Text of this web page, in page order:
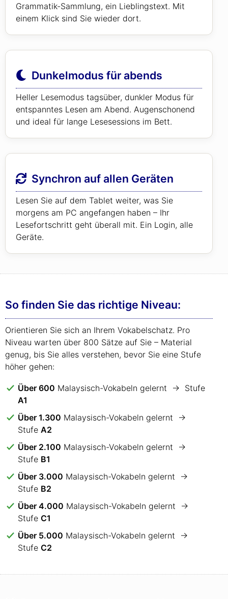
Grammatik-Sammlung, ein Lieblingstext. Mit
einem Klick sind Sie wieder dort.
Dunkelmodus für abends
Heller Lesemodus tagsüber, dunkler Modus für
entspanntes Lesen am Abend. Augenschonend
und ideal für lange Lesesessions im Bett.
Synchron auf allen Geräten
Lesen Sie auf dem Tablet weiter, was Sie
morgens am PC angefangen haben – Ihr
Lesefortschritt geht überall mit. Ein Login, alle
Geräte.
So finden Sie das richtige Niveau:
Orientieren Sie sich an Ihrem Vokabelschatz. Pro
Niveau warten über 800 Sätze auf Sie – Material
genug, bis Sie alles verstehen, bevor Sie eine Stufe
höher gehen:
Über 600 Malaysisch-Vokabeln gelernt → Stufe
A1
Über 1.300 Malaysisch-Vokabeln gelernt →
Stufe A2
Über 2.100 Malaysisch-Vokabeln gelernt →
Stufe B1
Über 3.000 Malaysisch-Vokabeln gelernt →
Stufe B2
Über 4.000 Malaysisch-Vokabeln gelernt →
Stufe C1
Über 5.000 Malaysisch-Vokabeln gelernt →
Stufe C2